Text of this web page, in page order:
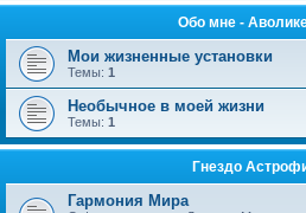
Обо мне -
Мои жизненные установки
Темы: 1
Необычное в моей жизни
Темы: 1
Гнездо
Гармония Мира